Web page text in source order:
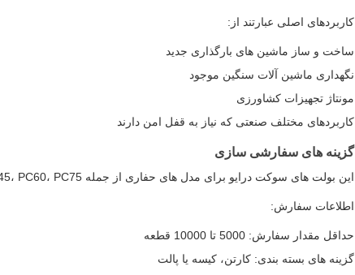
کاربردهای اصلی عبارتند از:
ساخت و ساز ماشین های بارگذاری جدید
نگهداری ماشین آلات سنگین موجود
مونتاژ تجهیزات کشاورزی
کاربردهای مختلف صنعتی که نیاز به قفل امن دارند
گزینه های سفارشی سازی
این بولت های سوکت درایو برای مدل های حفاری از جمله PC30، PC40، PC45، PC60، PC75 و PC100 در دسترس هستند.
اطلاعات سفارش:
حداقل مقدار سفارش: 5000 تا 10000 قطعه
گزینه های بسته بندی: کارتن، کیسه یا پالت